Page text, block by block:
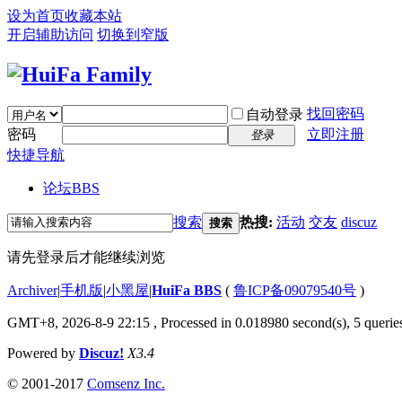
设为首页收藏本站
开启辅助访问 切换到窄版
自动登录 找回密码
密码
登录
立即注册
快捷导航
论坛BBS
搜索 搜索 热搜: 活动 交友 discuz
请先登录后才能继续浏览
Archiver|手机版|小黑屋|HuiFa BBS ( 鲁ICP备09079540号 )
GMT+8, 2026-8-9 22:15 , Processed in 0.018980 second(s), 5
Powered by Discuz! X3.4
© 2001-2017 Comsenz Inc.